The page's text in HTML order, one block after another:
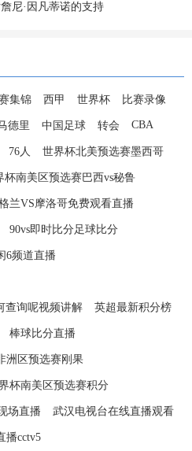
尼·因凡蒂诺的支持
集锦 西甲 世界杯 比赛录像
德里 中国足球 转会 CBA
76人 世界杯北美预选赛墨西哥
杯南美区预选赛巴西vs秘鲁
兰VS摩洛哥免费观看直播
90vs即时比分足球比分
6频道直播
查询呢视频讲解 英超最新积分榜
棒球比分直播
洲区预选赛刚果
杯南美区预选赛积分
场直播 武汉电视台在线直播观看
播cctv5